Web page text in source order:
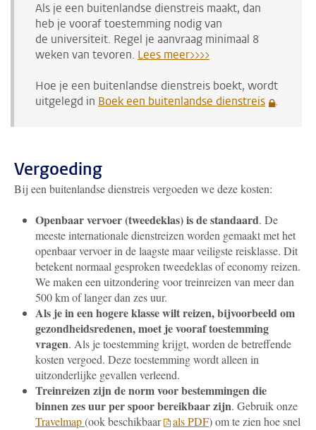
Als je een buitenlandse dienstreis maakt, dan
heb je vooraf toestemming nodig van
de universiteit. Regel je aanvraag minimaal 8
weken van tevoren. Lees meer>>>>
Hoe je een buitenlandse dienstreis boekt, wordt
uitgelegd in Boek een buitenlandse dienstreis .
Vergoeding
Bij een buitenlandse dienstreis vergoeden we deze kosten:
Openbaar vervoer (tweedeklas) is de standaard. De
meeste internationale dienstreizen worden gemaakt met het
openbaar vervoer in de laagste maar veiligste reisklasse. Dit
betekent normaal gesproken tweedeklas of economy reizen.
We maken een uitzondering voor treinreizen van meer dan
500 km of langer dan zes uur.
Als je in een hogere klasse wilt reizen, bijvoorbeeld om
gezondheidsredenen, moet je vooraf toestemming
vragen. Als je toestemming krijgt, worden de betreffende
kosten vergoed. Deze toestemming wordt alleen in
uitzonderlijke gevallen verleend.
Treinreizen zijn de norm voor bestemmingen die
binnen zes uur per spoor bereikbaar zijn. Gebruik onze
Travelmap(ook beschikbaar als PDF) om te zien hoe snel